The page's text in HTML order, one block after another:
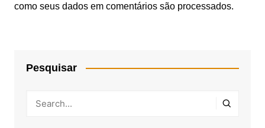
como seus dados em comentários são processados.
Pesquisar